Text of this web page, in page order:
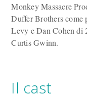
Monkey Massacre
Duffer Brothers come
Levy e Dan Cohen di
Curtis Gwinn.
Il cast